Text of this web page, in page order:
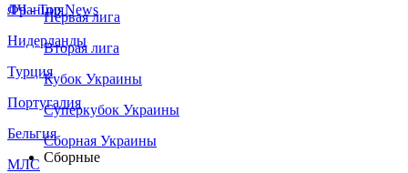
Франция
Нидерланды
Турция
Португалия
Бельгия
МЛС
ЛЧ - Top News
Первая лига
Вторая лига
Кубок Украины
Суперкубок Украины
Сборная Украины
Сборные